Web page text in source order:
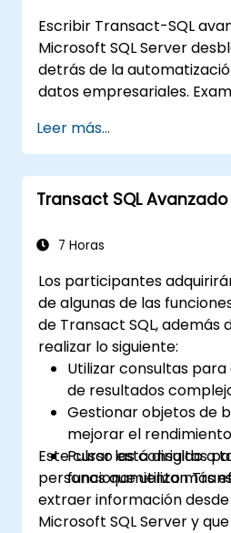
Escribir Transact-SQL
Microsoft SQL Server
detrás de la
datos empresariales.
incluyen programación
estructurado de errores,
transacciones, ejecución
procedimientos
experimentados para
reducir la sobrecarga en
aplicación y construir
producción para
bases de datos en
Leer más...
Transact SQL Avanzado
7 Horas
Los participantes
de algunas de las
de Transact SQL, además
realizar lo siguiente:
Utilizar consultas
de resultados
Gestionar objetos de
mejorar el
Pulsar las consultas
funcionamiento más
Este curso está dirigido a
personas que utilizan
extraer información
Microsoft SQL Server y